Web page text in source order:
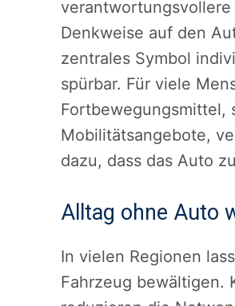
Denkweise auf den
zentrales Symbol
spürbar. Für viele
Fortbewegungsmittel,
Mobilitätsangebote,
dazu, dass das Auto
Alltag ohne Auto
In vielen Regionen
Fahrzeug bewältigen.